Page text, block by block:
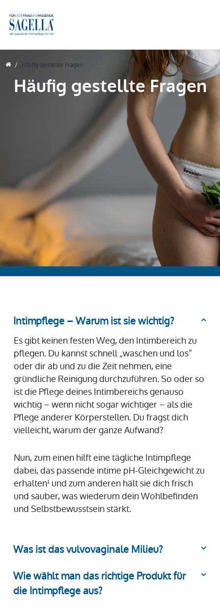
Häufig gestellte Fragen
Häufig gestellte Fragen
Intimpflege – Warum ist sie wichtig?
Es gibt keinen festen Weg, den Intimbereich zu
pflegen. Du kannst schnell „waschen und los“
oder dir ab und zu die Zeit nehmen, eine
gründliche Reinigung durchzuführen. So oder so
ist die Pflege deines Intimbereichs genauso
wichtig – wenn nicht sogar wichtiger – als die
Pflege anderer Körperstellen. Du fragst dich
vielleicht, warum der ganze Aufwand?
Nun, zum einen hilft eine tägliche Intimpflege
dabei, das passende intime pH-Gleichgewicht zu
erhalten¹ und zum anderen hält sie dich frisch
und sauber, was wiederum dein Wohlbefinden
und Selbstbewusstsein stärkt.
Was ist das vulvovaginale Milieu?
Wie wählt man das richtige Produkt für
die Intimpflege aus?